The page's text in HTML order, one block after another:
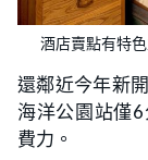
酒店賣點有特
還鄰近今年新
海洋公園站僅
費力。